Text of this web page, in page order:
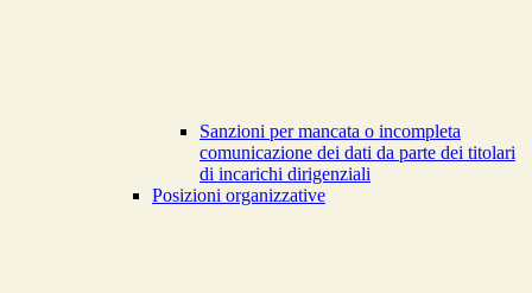
Sanzioni per mancata o incompleta
comunicazione dei dati da parte dei titolari
di incarichi dirigenziali
Posizioni organizzative